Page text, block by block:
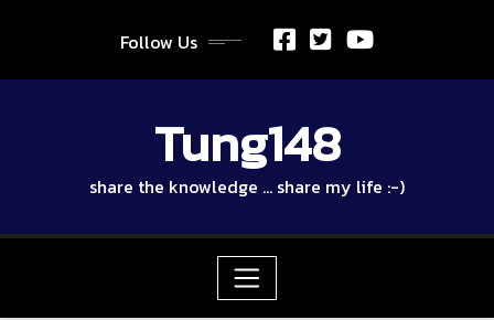
Follow Us
Tung148
share the knowledge … share my life :-)